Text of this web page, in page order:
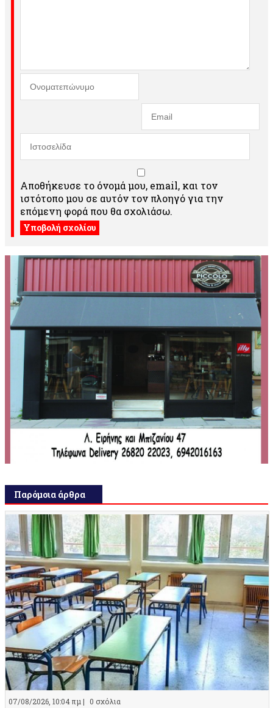
Αποθήκευσε το όνομά μου, email, και τον
ιστότοπο μου σε αυτόν τον πλοηγό για την
επόμενη φορά που θα σχολιάσω.
Παρόμοια άρθρα
07/08/2026, 10:04 πμ | 0 σχόλια